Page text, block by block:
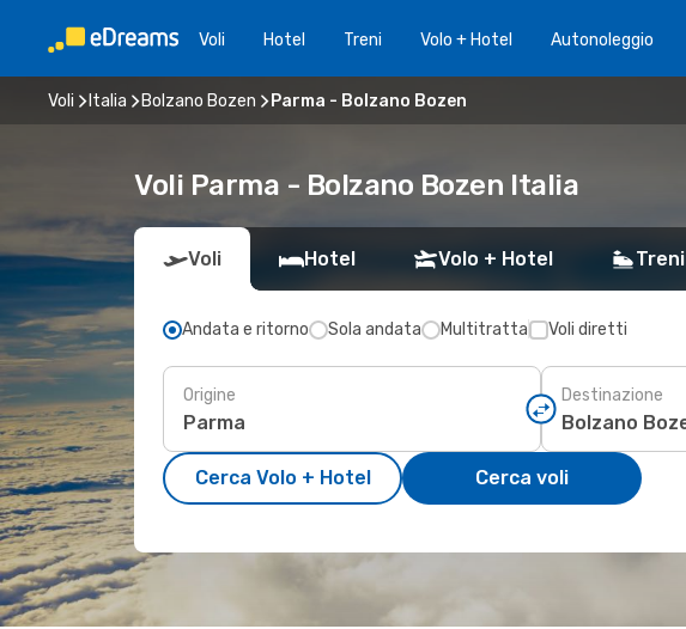
Voli Hotel Treni Volo + Hotel Autonoleggio
Voli Italia Bolzano Bozen Parma - Bolzano Bozen
Voli Parma - Bolzano Bozen Italia
Voli Hotel Volo + Hotel Treni
Andata e ritorno Sola andata Multitratta Voli diretti
Origine Destinazione
Cerca Volo + Hotel Cerca voli